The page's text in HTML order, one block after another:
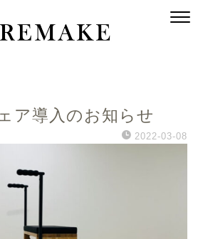
ア導入のお知らせ
2022-03-08